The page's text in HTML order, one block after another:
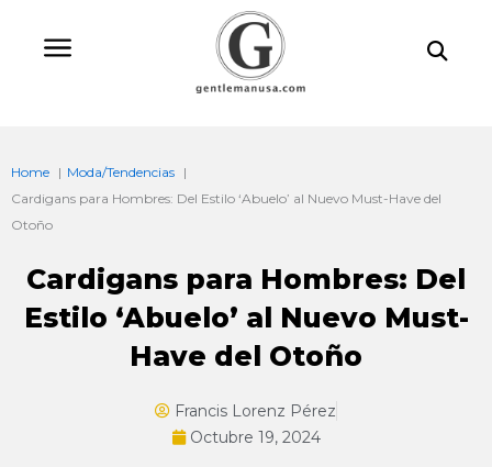
Home
Moda/Tendencias
Cardigans para Hombres: Del Estilo ‘Abuelo’ al Nuevo Must-Have del
Otoño
Cardigans para Hombres: Del
Estilo ‘Abuelo’ al Nuevo Must-
Have del Otoño
Francis Lorenz Pérez
Octubre 19, 2024